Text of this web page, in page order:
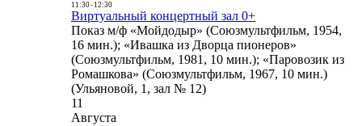
11:30- 12:30
Виртуальный концертный зал 0+
Показ м/ф «Мойдодыр» (Союзмультфильм, 1954,
16 мин.); «Ивашка из Дворца пионеров»
(Союзмультфильм, 1981, 10 мин.); «Паровозик из
Ромашкова» (Союзмультфильм, 1967, 10 мин.)
(Ульяновой, 1, зал № 12)
11
Августа